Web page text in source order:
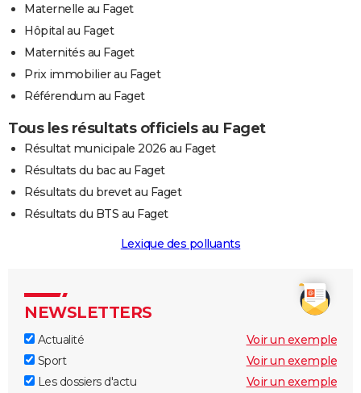
Maternelle au Faget
Hôpital au Faget
Maternités au Faget
Prix immobilier au Faget
Référendum au Faget
Tous les résultats officiels au Faget
Résultat municipale 2026 au Faget
Résultats du bac au Faget
Résultats du brevet au Faget
Résultats du BTS au Faget
Lexique des polluants
NEWSLETTERS
Actualité
Voir un exemple
Sport
Voir un exemple
Les dossiers d'actu
Voir un exemple